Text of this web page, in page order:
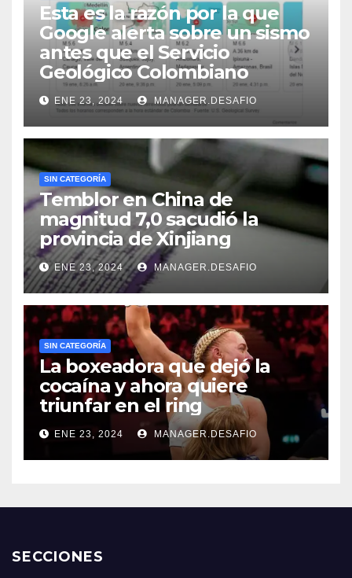
Esta es la razón por la que
Google alerta sobre un sismo
antes que el Servicio
Geológico Colombiano
ENE 23, 2024 MANAGER.DESAFIO
SIN CATEGORÍA
Temblor en China de
magnitud 7,0 sacudió la
provincia de Xinjiang
ENE 23, 2024 MANAGER.DESAFIO
SIN CATEGORÍA
La boxeadora que dejó la
cocaína y ahora quiere
triunfar en el ring​
ENE 23, 2024 MANAGER.DESAFIO
SECCIONES